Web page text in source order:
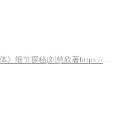
欢迎收听新专辑：《三体》细节探秘|刘慈欣著https://www.ximalaya.com/album/73042553“《庆余年》的秘密”这张专辑关注猫腻的小说《庆余年》和同名电视剧。这部古装剧第一季是由孙皓执导，张若昀、李沁、陈道明、吴刚、李小冉、辛芷蕾、李纯、宋轶等主演...